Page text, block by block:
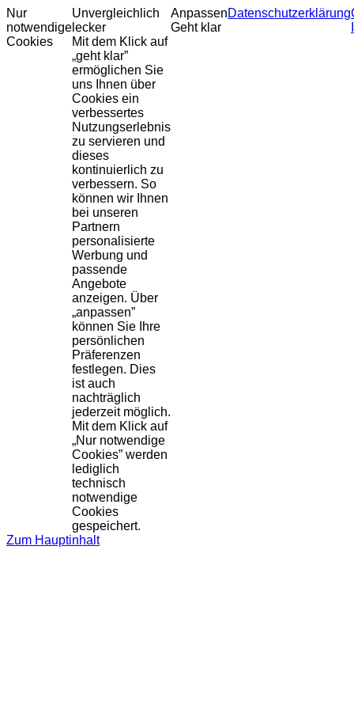
Nur
notwendige
Cookies
Unvergleichlich
lecker
Mit dem Klick auf
„geht klar”
ermöglichen Sie
uns Ihnen über
Cookies ein
verbessertes
Nutzungserlebnis
zu servieren und
dieses
kontinuierlich zu
verbessern. So
können wir Ihnen
bei unseren
Partnern
personalisierte
Werbung und
passende
Angebote
anzeigen. Über
„anpassen”
können Sie Ihre
persönlichen
Präferenzen
festlegen. Dies
ist auch
nachträglich
jederzeit möglich.
Mit dem Klick auf
„Nur notwendige
Cookies” werden
lediglich
technisch
notwendige
Cookies
gespeichert.
Anpassen
Geht klar
Datenschutzerklärung
Zum Hauptinhalt